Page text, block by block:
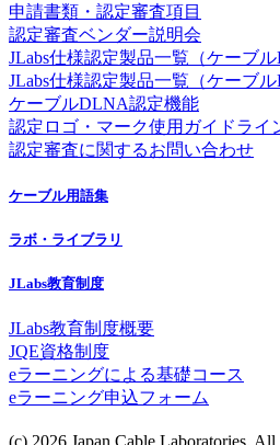
申請書類・認定審査項目
認定審査ベンダー説明会
JLabs仕様認定製品一覧（ケーブ
JLabs仕様認定製品一覧（ケーブル
ケーブルDLNA認定機能
認定ロゴ・マーク使用ガイドライ
認定審査に関するお問い合わせ
ケーブル用語集
ラボ・ライブラリ
JLabs教育制度
JLabs教育制度概要
JQE資格制度
eラーニングによる基礎コース
eラーニング申込フォーム